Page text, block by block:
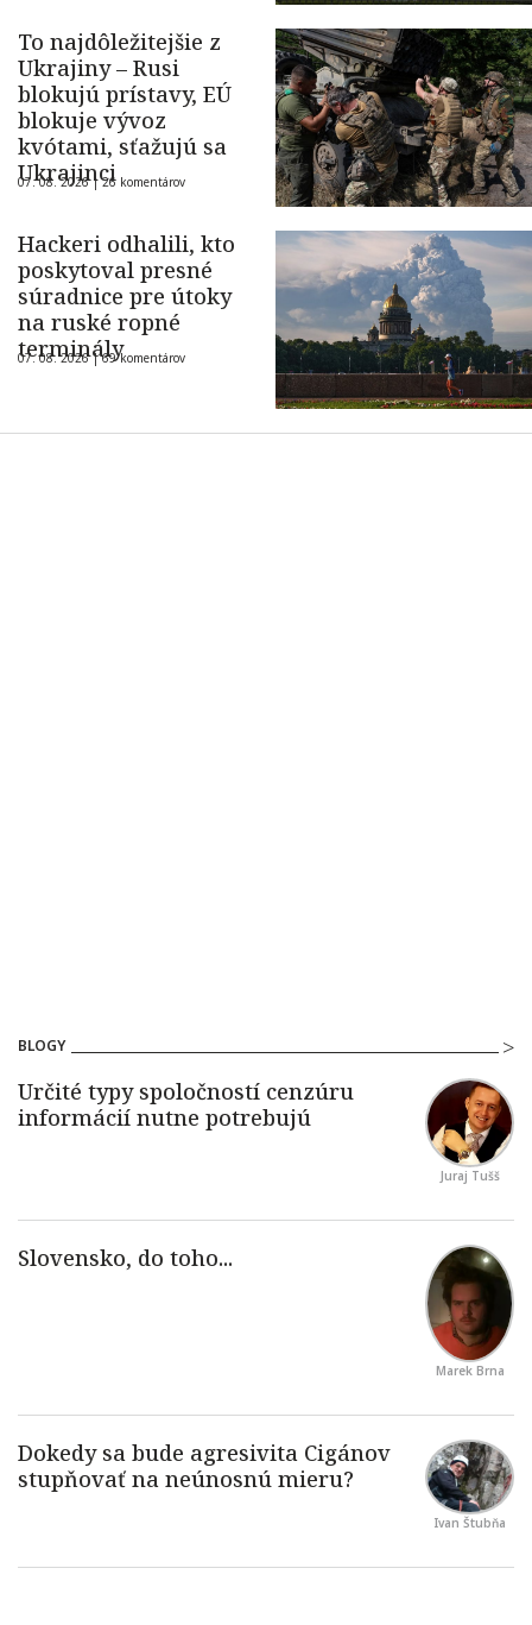
To najdôležitejšie z
Ukrajiny – Rusi
blokujú prístavy, EÚ
blokuje vývoz
kvótami, sťažujú sa
Ukrajinci
07. 08. 2026 |26 komentárov
Hackeri odhalili, kto
poskytoval presné
súradnice pre útoky
na ruské ropné
terminály
07. 08. 2026 |69 komentárov
BLOGY
Juraj Tušš
Marek Brna
Ivan Štubňa